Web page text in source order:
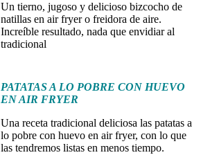
Un tierno, jugoso y delicioso bizcocho de
natillas en air fryer o freidora de aire.
Increíble resultado, nada que envidiar al
tradicional
PATATAS A LO POBRE CON HUEVO
EN AIR FRYER
Una receta tradicional deliciosa las patatas a
lo pobre con huevo en air fryer, con lo que
las tendremos listas en menos tiempo.